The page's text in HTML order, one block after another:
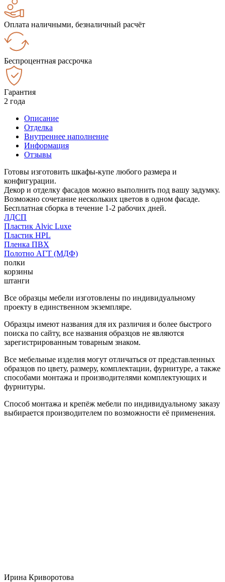
Оплата наличными, безналичный расчёт
Беспроцентная рассрочка
Гарантия
2 года
Описание
Отделка
Внутреннее наполнение
Информация
Отзывы
Готовы изготовить шкафы-купе любого размера и
конфигурации.
Декор и отделку фасадов можно выполнить под вашу задумку.
Возможно сочетание нескольких цветов в одном фасаде.
Бесплатная сборка в течение 1-2 рабочих дней.
ЛДСП
Пластик Alvic Luxe
Пластик HPL
Пленка ПВХ
Полотно АГТ (МДФ)
полки
корзины
штанги
Все образцы мебели изготовлены по индивидуальному
проекту в единственном экземпляре.
Образцы имеют названия для их различия и более быстрого
поиска по сайту, все названия образцов не являются
зарегистрированным товарным знаком.
Все мебельные изделия могут отличаться от представленных
образцов по цвету, размеру, комплектации, фурнитуре, а также
способами монтажа и производителями комплектующих и
фурнитуры.
Способ монтажа и крепёж мебели по индивидуальному заказу
выбирается производителем по возможности её применения.
Ирина Криворотова